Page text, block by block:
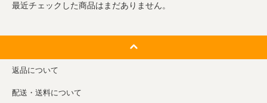
最近チェックした商品はまだありません。
返品について
配送・送料について